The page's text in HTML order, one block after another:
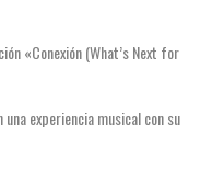
«Conexión (What’s Next for
experiencia musical con su